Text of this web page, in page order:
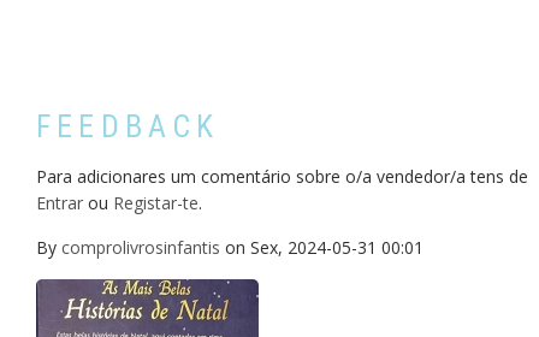
FEEDBACK
Para adicionares um comentário sobre o/a vendedor/a tens de
Entrar ou Registar-te.
By comprolivrosinfantis on Sex, 2024-05-31 00:01